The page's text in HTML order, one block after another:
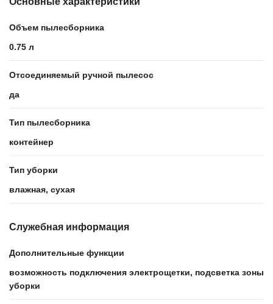
Объем пылесборника
0.75 л
Отсоединяемый ручной пылесос
да
Тип пылесборника
контейнер
Тип уборки
влажная, сухая
Служебная информация
Дополнительные функции
возможность подключения электрощетки, подсветка зоны
уборки